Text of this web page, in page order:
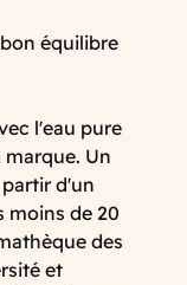
équilibre
l'eau pure
marque. Un
d'un
moins de 20
des
et